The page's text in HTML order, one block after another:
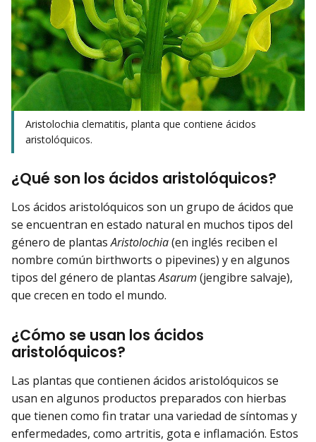
Aristolochia clematitis, planta que contiene ácidos
aristolóquicos.
¿Qué son los ácidos aristolóquicos?
Los ácidos aristolóquicos son un grupo de ácidos que
se encuentran en estado natural en muchos tipos del
género de plantasAristolochia(en inglés reciben el
nombre común birthworts o pipevines) y en algunos
tipos del género de plantasAsarum(jengibre salvaje),
que crecen en todo el mundo.
¿Cómo se usan los ácidos
aristolóquicos?
Las plantas que contienen ácidos aristolóquicos se
usan en algunos productos preparados con hierbas
que tienen como fin tratar una variedad de síntomas y
enfermedades, como artritis, gota e inflamación. Estos